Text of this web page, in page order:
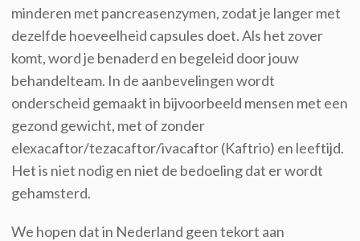
minderen met pancreasenzymen, zodat je langer met
dezelfde hoeveelheid capsules doet. Als het zover
komt, word je benaderd en begeleid door jouw
behandelteam. In de aanbevelingen wordt
onderscheid gemaakt in bijvoorbeeld mensen met een
gezond gewicht, met of zonder
elexacaftor/tezacaftor/ivacaftor (Kaftrio) en leeftijd.
Het is niet nodig en niet de bedoeling dat er wordt
gehamsterd.
We hopen dat in Nederland geen tekort aan